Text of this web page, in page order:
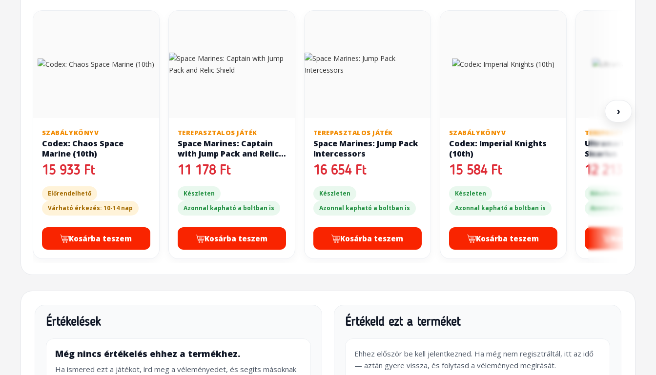
SZABÁLYKÖNYV
Codex: Chaos Space
Marine (10th)
15 933 Ft
Előrendelhető
Várható érkezés: 10-14 nap
Kosárba teszem
TEREPASZTALOS JÁTÉK
Space Marines: Captain
with Jump Pack and Relic
Shield
11 178 Ft
Készleten
Azonnal kapható a boltban is
Kosárba teszem
TEREPASZTALOS JÁTÉK
Space Marines: Jump Pack
Intercessors
16 654 Ft
Készleten
Azonnal kapható a boltban is
Kosárba teszem
SZABÁLYKÖNYV
Codex: Imperial Knights
(10th)
15 584 Ft
Készleten
Azonnal kapható a boltban is
Kosárba teszem
TEREPASZTALOS
Ultramarines:
Sicarius
12 213 Ft
Készleten
Azonnal kapható a
Kosárba
›
Értékelések
Még nincs értékelés ehhez a termékhez.
Ha ismered ezt a játékot, írd meg a véleményedet, és segíts másoknak
Értékeld ezt a terméket
Ehhez először be kell jelentkezned. Ha még nem regisztráltál, itt az idő
— aztán gyere vissza, és folytasd a véleményed megírását.